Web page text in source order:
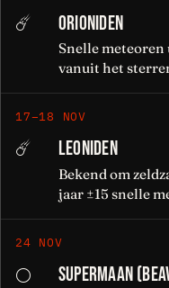
☄️ ORIONIDEN
Snelle
vanuit het
17–18 NOV
☄️ LEONIDEN
Bekend om
jaar ±15 snelle
24 NOV
🌕 SUPERMAAN